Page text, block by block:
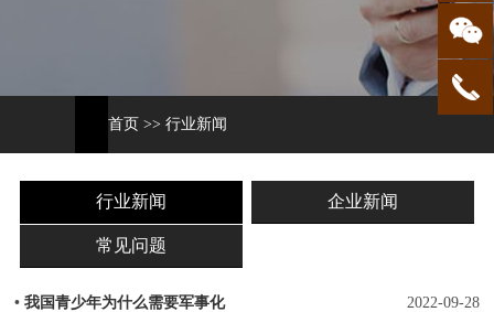
首页 >> 行业新闻
行业新闻 企业新闻
常见问题
•我国青少年为什么需要军事化 2022-09-28